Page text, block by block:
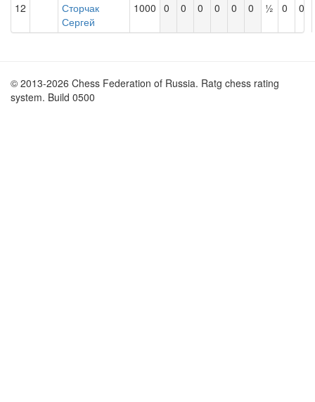
12
Сторчак
Сергей
1000 0 0 0 0 0 0 ½ 0 0
© 2013-2026 Chess Federation of Russia. Ratg chess rating
system. Build 0500